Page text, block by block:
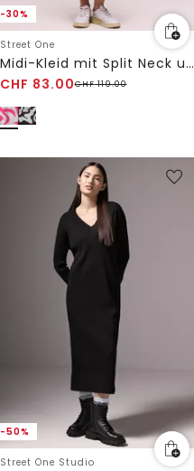
-30%
Street One
Midi-Kleid mit Split Neck und Print
CHF 83.00CHF119.00
-50%
Street One Studio